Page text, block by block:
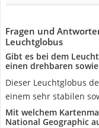
Fragen und
Leuchtglobus
Gibt es bei dem
einen drehbaren
Dieser Leuchtglobus
einem sehr stabilen
Mit welchem
National Geographic